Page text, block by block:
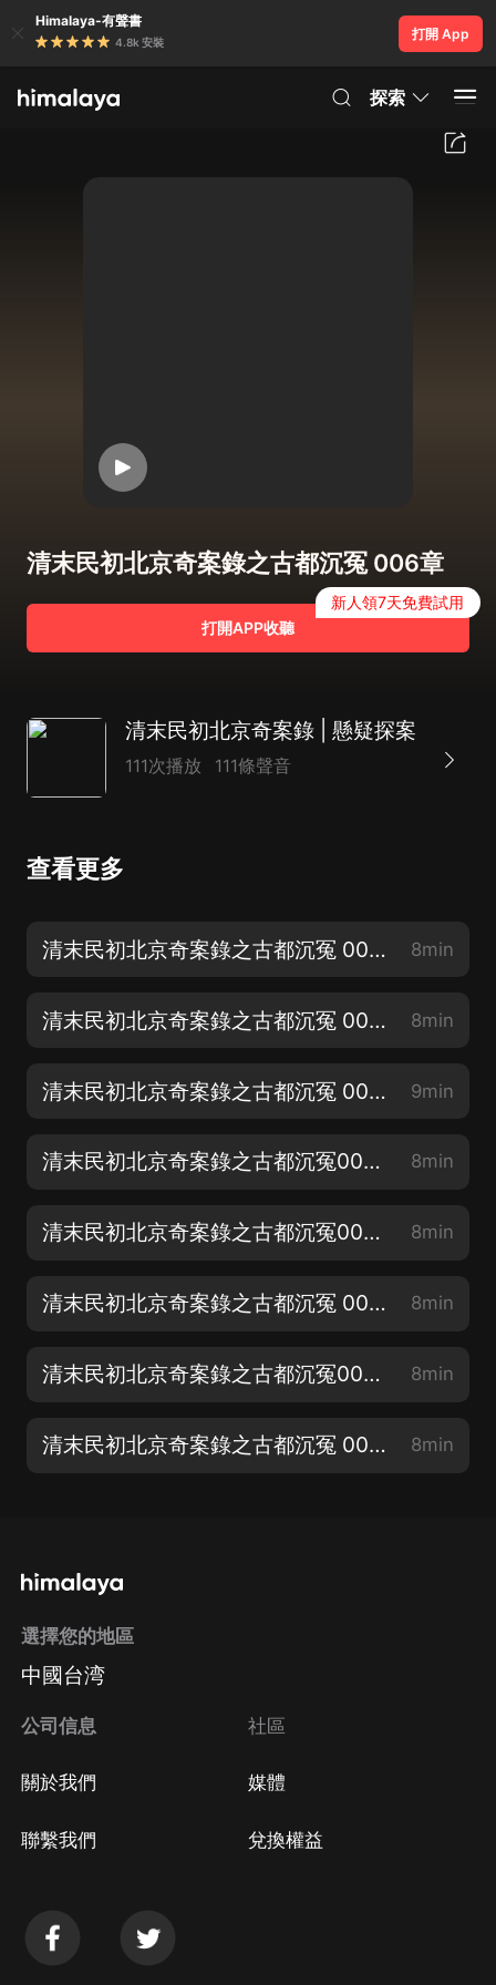
Himalaya-有聲書
4.8k 安裝
打開 App
探索
清末民初北京奇案錄之古都沉冤 006章
打開APP收聽
新人領7天免費試用
清末民初北京奇案錄 | 懸疑探案
111次播放 111條聲音
查看更多
清末民初北京奇案錄之古都沉冤 001章 8min
清末民初北京奇案錄之古都沉冤 002章 8min
清末民初北京奇案錄之古都沉冤 003章 9min
清末民初北京奇案錄之古都沉冤004章 8min
清末民初北京奇案錄之古都沉冤005章 8min
清末民初北京奇案錄之古都沉冤 006章 8min
清末民初北京奇案錄之古都沉冤007章 8min
清末民初北京奇案錄之古都沉冤 008章 8min
選擇您的地區
中國台湾
公司信息
關於我們
聯繫我們
社區
媒體
兌換權益